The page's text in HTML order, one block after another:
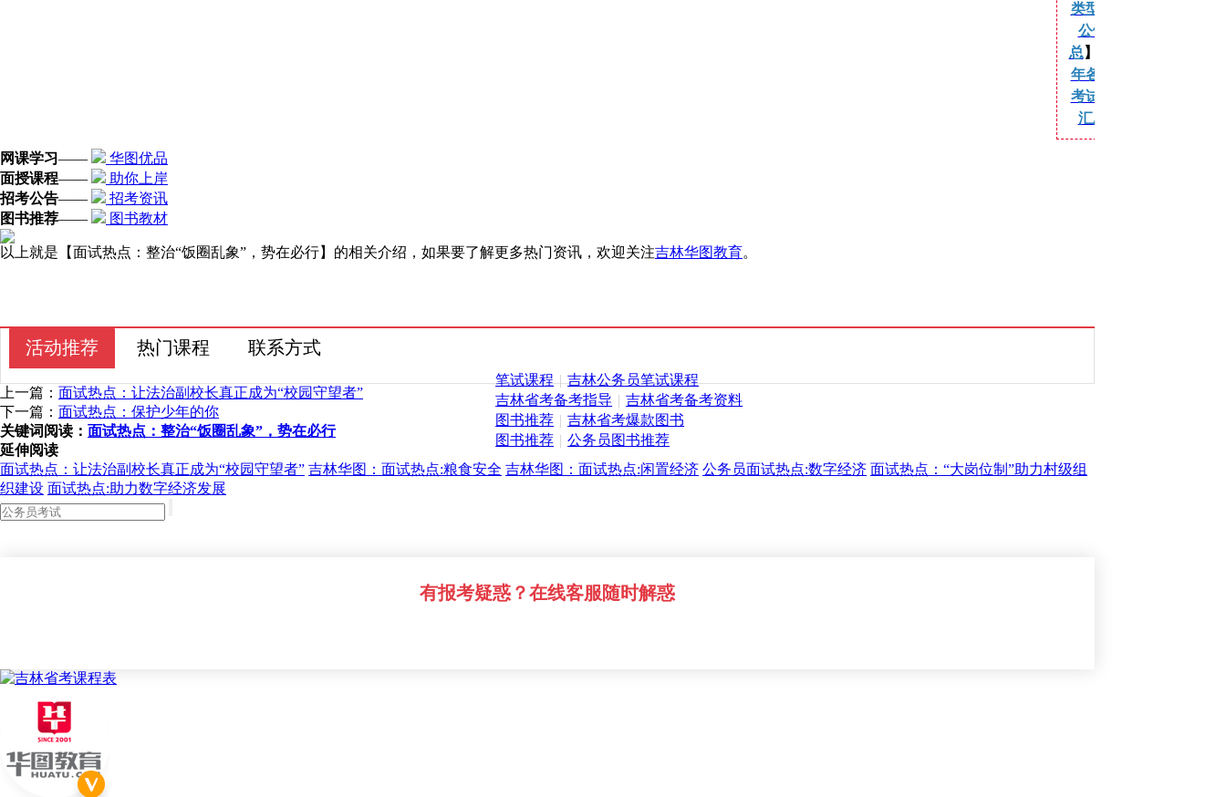
类型考试
公告汇
总 】 【
年各类型
考试公告
汇总
网课学习——
华图优品
面授课程——
助你上岸
招考公告——
招考资讯
图书推荐—— 图书教材
以上就是【面试热点：整治“饭圈乱象”，势在必行】的相关介绍，如果要了解更多热门资讯，欢迎关注吉林华图教育。
活动推荐 热门课程 联系方式
笔试课程 | 吉林公务员笔试课程
吉林省考备考指导 | 吉林省考备考资料
图书推荐 | 吉林省考爆款图书
图书推荐 | 公务员图书推荐
上一篇： 面试热点：让法治副校长真正成为“校园守望者”
下一篇： 面试热点：保护少年的你
关键词阅读： 面试热点：整治“饭圈乱象”，势在必行
延伸阅读
面试热点：让法治副校长真正成为“校园守望者” 吉林华图：面试热点:粮食安全 吉林华图：面试热点:闲置经济 公务员面试热点:数字经济 面试热点：“大岗位制”助力村级组
织建设 面试热点:助力数字经济发展
有报考疑惑？在线客服随时解惑